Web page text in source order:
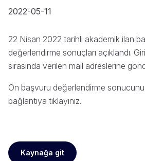
2022-05-11
22 Nisan 2022 tarihli akademik ilan
değerlendirme sonuçları açıklandı.
sırasında verilen mail adreslerine
Ön başvuru değerlendirme
bağlantıya tıklayınız.
Kaynağa git